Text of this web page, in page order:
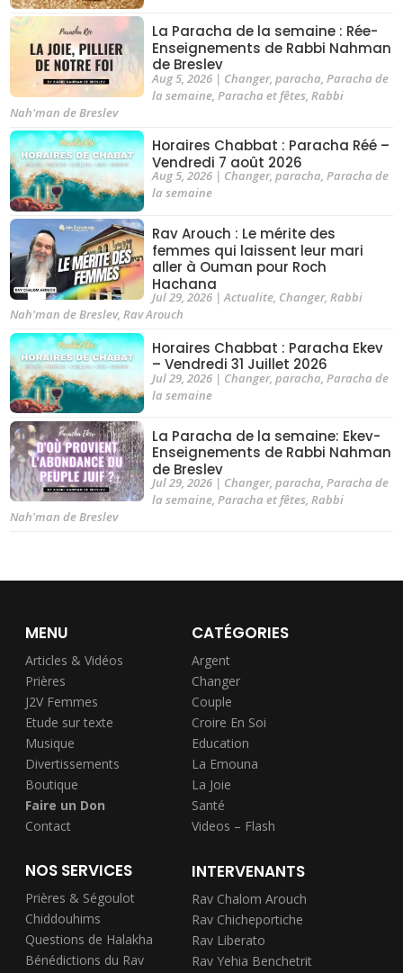
La Paracha de la semaine : Rée-
Enseignements de Rabbi Nahman
de Breslev
Aug 5, 2026| Changer, paracha, Paracha de
la semaine, Paracha et fêtes, Rabbi
Nah'man de Breslev
Horaires Chabbat : Paracha Réé –
Vendredi 7 août 2026
Aug 5, 2026| Changer, paracha, Paracha de
la semaine
Rav Arouch : Le mérite des
femmes qui laissent leur mari
aller à Ouman pour Roch
Hachana
Jul 29, 2026|Actualite, Changer, Rabbi
Nah'man de Breslev,Rav Arouch
Horaires Chabbat : Paracha Ekev
– Vendredi 31 Juillet 2026
Jul 29, 2026| Changer, paracha, Paracha de
la semaine
La Paracha de la semaine: Ekev-
Enseignements de Rabbi Nahman
de Breslev
Jul 29, 2026| Changer, paracha, Paracha de
la semaine, Paracha et fêtes, Rabbi
Nah'man de Breslev
MENU
Articles & Vidéos
Prières
J2V Femmes
Etude sur texte
Musique
Divertissements
Boutique
Faire un Don
Contact
CATÉGORIES
Argent
Changer
Couple
Croire En Soi
Education
La Emouna
La Joie
Santé
Videos – Flash
NOS SERVICES
Prières & Ségoulot
Chiddouhims
Questions de Halakha
Bénédictions du Rav
INTERVENANTS
Rav Chalom Arouch
Rav Chicheportiche
Rav Liberato
Rav Yehia Benchetrit